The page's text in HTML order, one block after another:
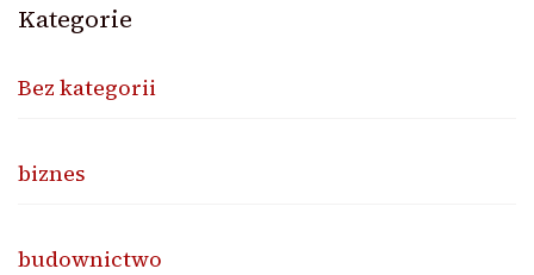
Kategorie
Bez kategorii
biznes
budownictwo